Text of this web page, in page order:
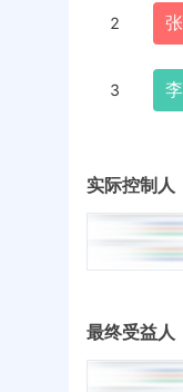
2 张
3 李
实际控制人
最终受益人